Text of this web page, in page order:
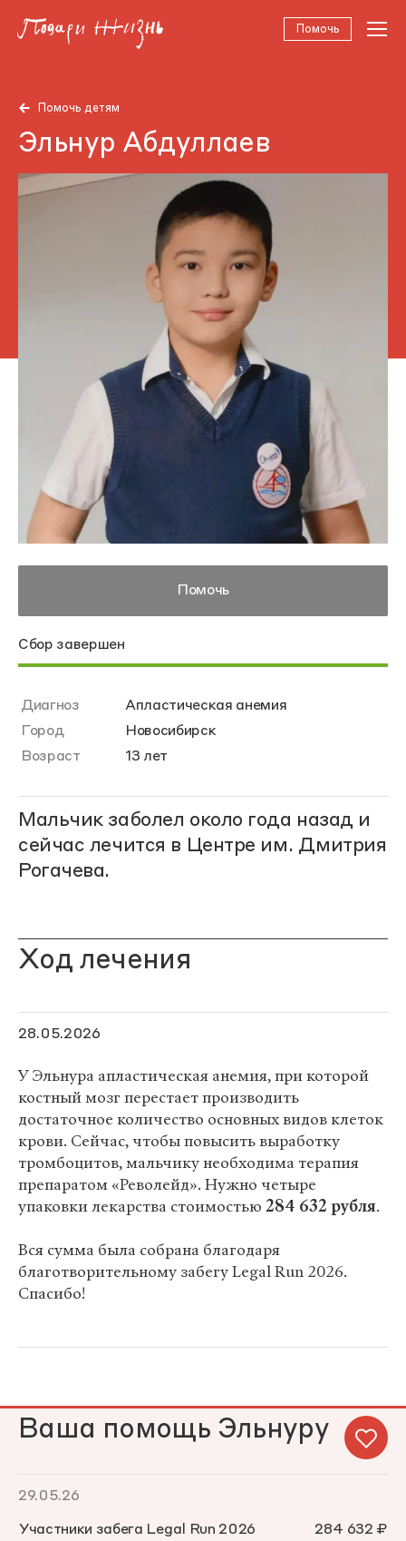
Помочь
Помочь детям
Эльнур Абдуллаев
Помочь
Сбор завершен
Диагноз
Апластическая анемия
Город
Новосибирск
Возраст
13 лет
Мальчик заболел около года назад и
сейчас лечится в Центре им. Дмитрия
Рогачева.
Ход лечения
28.05.2026
У Эльнура апластическая анемия, при которой
костный мозг перестает производить
достаточное количество основных видов клеток
крови. Сейчас, чтобы повысить выработку
тромбоцитов, мальчику необходима терапия
препаратом «Револейд». Нужно четыре
упаковки лекарства стоимостью 284 632 рубля.
Вся сумма была собрана благодаря
благотворительному забегу Legal Run 2026.
Спасибо!
Ваша помощь Эльнуру
29.05.26
Участники забега Legal Run 2026 284 632 ₽